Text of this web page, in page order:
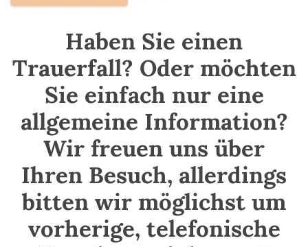
Haben Sie einen
Trauerfall? Oder möchten
Sie einfach nur eine
allgemeine Information?
Wir freuen uns über
Ihren Besuch, allerdings
bitten wir möglichst um
vorherige, telefonische